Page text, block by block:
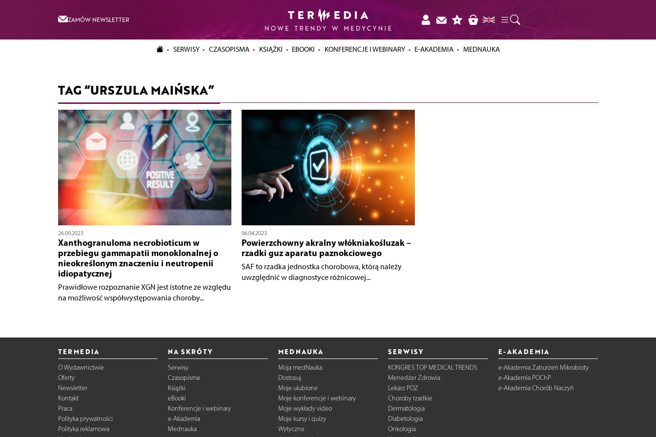
ZAMÓW NEWSLETTER
SERWISY CZASOPISMA KSIĄŻKI EBOOKI KONFERENCJE I WEBINARY E-AKADEMIA MEDNAUKA
TAG “URSZULA MAIŃSKA”
26.09.2023
Xanthogranuloma necrobioticum w
przebiegu gammapatii monoklonalnej o
nieokreślonym znaczeniu i neutropenii
idiopatycznej
Prawidłowe rozpoznanie XGN jest istotne ze względu
na możliwość współwystępowania choroby...
06.04.2023
Powierzchowny akralny włókniakośluzak –
rzadki guz aparatu paznokciowego
SAF to rzadka jednostka chorobowa, którą należy
uwzględnić w diagnostyce różnicowej...
TERMEDIA
O Wydawnictwie
Oferty
Newsletter
Kontakt
Praca
Polityka prywatności
Polityka reklamowa
NA SKRÓTY
Serwisy
Czasopisma
Książki
eBooki
Konferencje i webinary
e-Akademia
Mednauka
MEDNAUKA
Moja medNauka
Dostosuj
Moje ulubione
Moje konferencje i webinary
Moje wykłady video
Moje kursy i quizy
Wytyczne
SERWISY
KONGRES TOP MEDICAL TRENDS
Menedżer Zdrowia
Lekarz POZ
Choroby rzadkie
Dermatologia
Diabetologia
Onkologia
E-AKADEMIA
e-Akademia Zaburzeń Mikrobioty
e-Akademia POChP
e-Akademia Chorób Naczyń